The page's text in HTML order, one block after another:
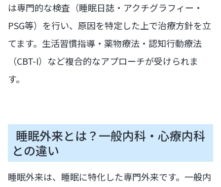
は専門的な検査（睡眠日誌・アクチグラフィー・
PSG等）を行い、原因を特定した上で治療方針を立
てます。生活習慣指導・薬物療法・認知行動療法
（CBT-I）など複合的なアプローチが受けられま
す。
睡眠外来とは？一般内科・心療内科
との違い
睡眠外来は、睡眠に特化した専門外来です。一般内